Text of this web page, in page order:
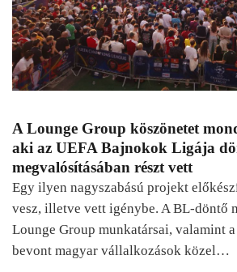
A Lounge Group köszönetet
aki az UEFA Bajnokok Ligája
megvalósításában részt vett
Egy ilyen nagyszabású projekt
vesz, illetve vett igénybe. A BL-döntő
Lounge Group munkatársai, valamint
bevont magyar vállalkozások közel…